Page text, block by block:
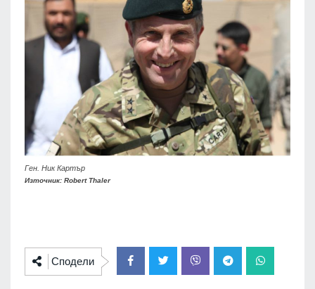
Ген. Ник Картър
Източник: Robert Thaler
Сподели